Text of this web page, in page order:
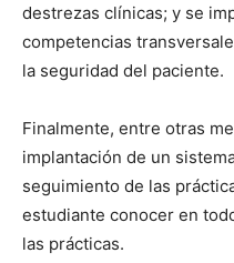
destrezas clínicas; y se
competencias
la seguridad del paciente.
Finalmente, entre otras
implantación de un
seguimiento de las
estudiante conocer en
las prácticas.